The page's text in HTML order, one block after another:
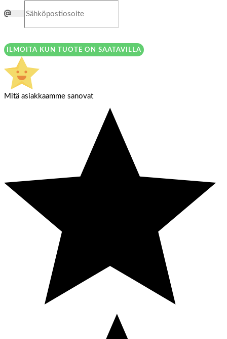
ILMOITA KUN TUOTE ON SAATAVILLA
Mitä asiakkaamme sanovat